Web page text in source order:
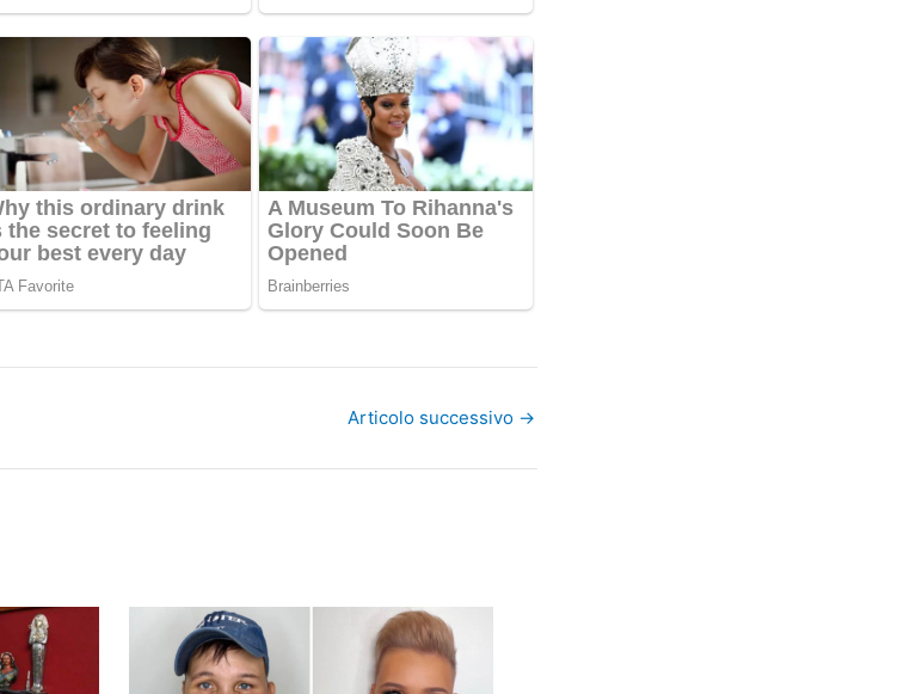
Articolo successivo →